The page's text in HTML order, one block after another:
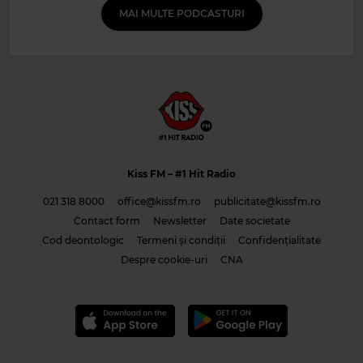
MAI MULTE PODCASTURI
Kiss FM – #1 Hit Radio
021 318 8000 office@kissfm.ro
publicitate@kissfm.ro
Contact form
Newsletter
Date societate
Cod deontologic
Termeni și condiții
Confidențialitate
Despre cookie-uri
CNA